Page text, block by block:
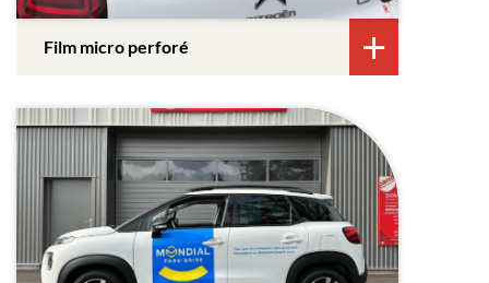
Film micro perforé